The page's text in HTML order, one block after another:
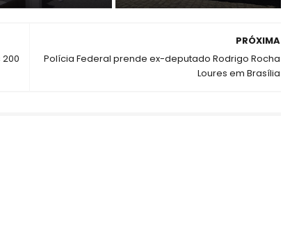
PRÓXIMA
Polícia Federal prende ex-deputado Rodrigo Rocha
Loures em Brasília